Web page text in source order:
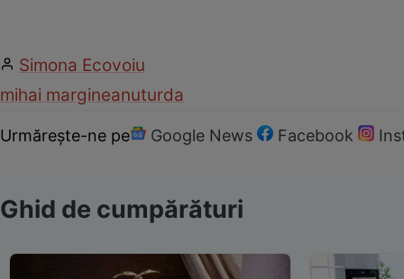
Simona Ecovoiu
mihai margineanuturda
Urmărește-ne pe Google News Facebook
Ghid de cumpărături